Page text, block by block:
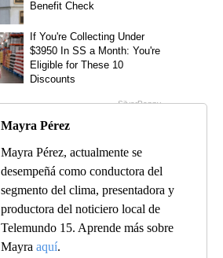
Mayra Pérez
Mayra Pérez, actualmente se
desempeñá como conductora del
segmento del clima, presentadora y
productora del noticiero local de
Telemundo 15. Aprende más sobre
Mayra aquí.